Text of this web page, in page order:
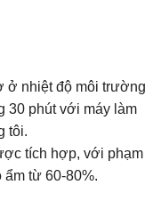
ở nhiệt độ môi trường
30 phút với máy làm
tôi.
tích hợp, với phạm
ẩm từ 60-80%.